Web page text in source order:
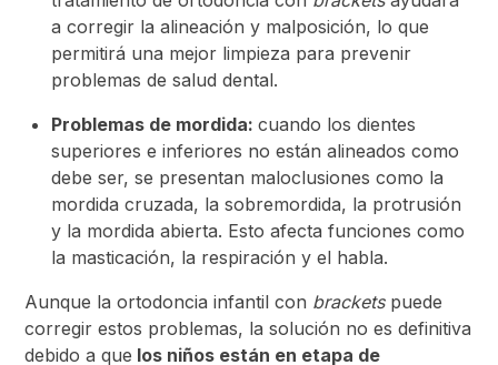
a corregir la alineación y malposición, lo que
permitirá una mejor limpieza para prevenir
problemas de salud dental.
Problemas de mordida:cuando los dientes
superiores e inferiores no están alineados como
debe ser, se presentan maloclusiones como la
mordida cruzada, la sobremordida, la protrusión
y la mordida abierta. Esto afecta funciones como
la masticación, la respiración y el habla.
Aunque la ortodoncia infantil con bracketspuede
corregir estos problemas, la solución no es definitiva
debido a que los niños están en etapa de